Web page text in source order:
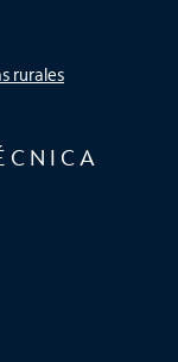
rurales